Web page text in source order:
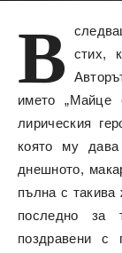
В
стих,
името „Майце
лирическия
която му
днешното,
пълна с такива
последно за
поздравени с